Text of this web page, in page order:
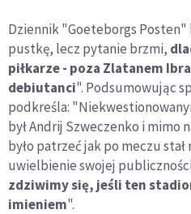
Dziennik "Goeteborgs
pustkę, lecz pytanie brzmi,
piłkarze - poza Zlatanem
debiutanci". Podsumowując
podkreśla:
był Andrij Szweczenko i mimo
było patrzeć jak po meczu stał
uwielbienie swojej
zdziwimy się, jeśli ten
imieniem".